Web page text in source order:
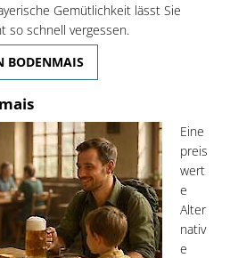
Gemütlichkeit lässt Sie
so schnell vergessen.
BODENMAIS
Eine
preis
wert
e
Alter
nativ
e